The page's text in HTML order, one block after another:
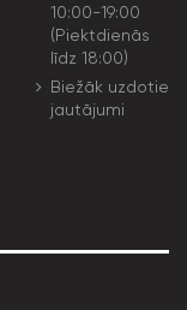
10:00-19:00
(Piektdienās
līdz 18:00)
Biežāk uzdotie
jautājumi